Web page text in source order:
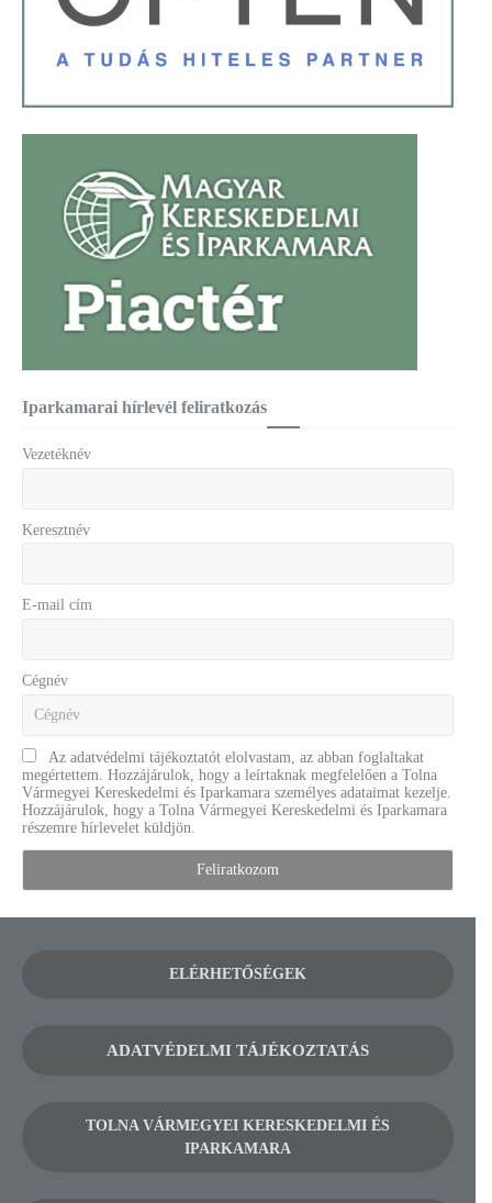
Iparkamarai hírlevél feliratkozás
Vezetéknév
Keresztnév
E-mail cím
Cégnév
Az adatvédelmi tájékoztatót elolvastam, az abban foglaltakat
megértettem. Hozzájárulok, hogy a leírtaknak megfelelően a Tolna
Vármegyei Kereskedelmi és Iparkamara személyes adataimat kezelje.
Hozzájárulok, hogy a Tolna Vármegyei Kereskedelmi és Iparkamara
részemre hírlevelet küldjön.
ELÉRHETŐSÉGEK
ADATVÉDELMI TÁJÉKOZTATÁS
TOLNA VÁRMEGYEI KERESKEDELMI ÉS
IPARKAMARA